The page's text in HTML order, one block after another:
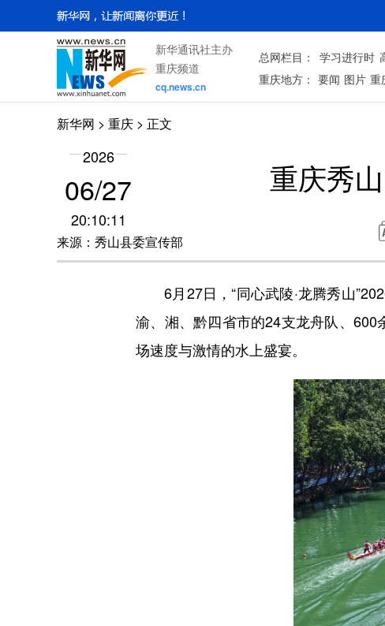
新华通讯社主办
重庆频道
cq.news.cn
总网栏目： 学习进行时
重庆地方： 要闻 图片 重
新华网 > 重庆 > 正文
2026
06/27
20:10:11
来源：秀山县委宣传部
重庆秀
6月27日，“同心武陵·龙腾秀山
渝、湘、黔四省市的24支龙舟队、
场速度与激情的水上盛宴。